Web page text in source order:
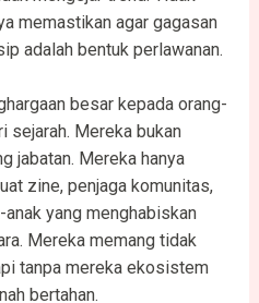
memastikan agar gagasan
adalah bentuk perlawanan.
besar kepada orang-
sejarah. Mereka bukan
jabatan. Mereka hanya
zine, penjaga komunitas,
yang menghabiskan
Mereka memang tidak
tanpa mereka ekosistem
bertahan.